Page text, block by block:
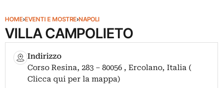
HOME›EVENTI E MOSTRE›NAPOLI
VILLA CAMPOLIETO
Indirizzo
Corso Resina, 283 – 80056 , Ercolano, Italia (
Clicca qui per la mappa)